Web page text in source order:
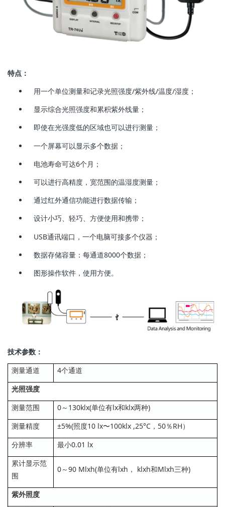
特点：
用一个单位测量和记录光照强度/紫外线/温度/湿度；
显示综合光照强度和累积紫外线量；
即使在光强度低的区域也可以进行测量；
一个屏幕可以显示多个数据；
电池寿命可达6个月；
可以进行高精度，宽范围的温湿度测量；
通过红外通信功能进行数据传输；
设计小巧、轻巧、方便使用和携带；
USB通讯端口，一个电脑可接多个仪器；
数据存储容量：每通道8000个数据；
图形操作软件，使用方便。
技术参数：
测量通道
4个通道
光照强度
测量范围
0～130klx(单位有lx和klx两种)
测量精度
±5%(照度10 lx〜100klx ,25°C，50％RH）
分辨率
最小0.01 lx
累计显示范
围
0～90 Mlxh(单位有lxh， klxh和Mlxh三种)
紫外照度